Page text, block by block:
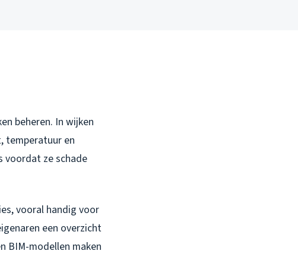
beheren. In wijken
temperatuur en
voordat ze schade
vooral handig voor
een overzicht
BIM-modellen maken